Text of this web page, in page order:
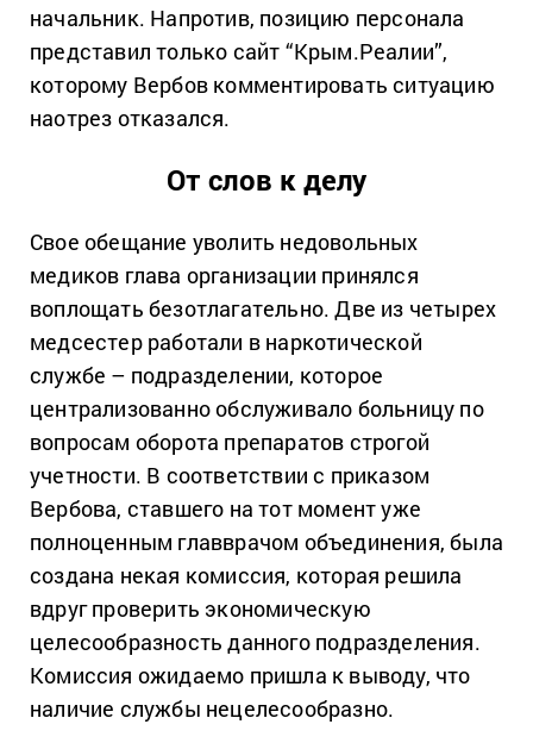
начальник. Напротив, позицию персонала
представил только сайт “Крым.Реалии”,
которому Вербов комментировать ситуацию
наотрез отказался.
От слов к делу
Свое обещание уволить недовольных
медиков глава организации принялся
воплощать безотлагательно. Две из четырех
медсестер работали в наркотической
службе – подразделении, которое
централизованно обслуживало больницу по
вопросам оборота препаратов строгой
учетности. В соответствии с приказом
Вербова, ставшего на тот момент уже
полноценным главврачом объединения, была
создана некая комиссия, которая решила
вдруг проверить экономическую
целесообразность данного подразделения.
Комиссия ожидаемо пришла к выводу, что
наличие службы нецелесообразно.